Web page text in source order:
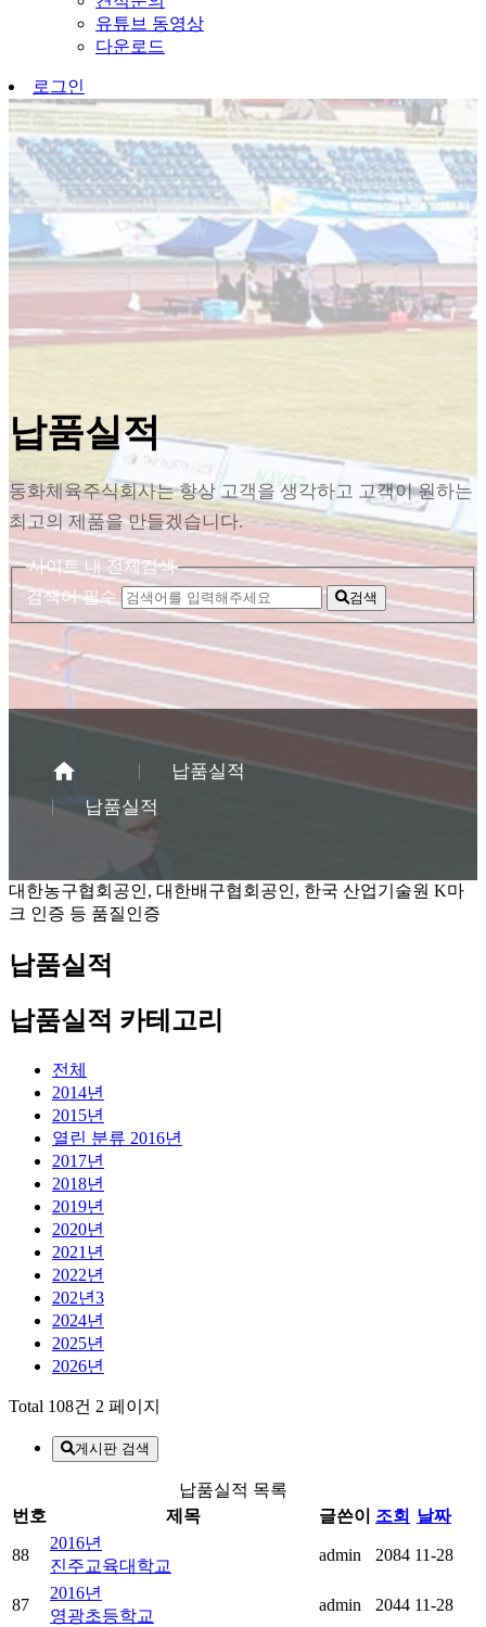
유튜브 동영상
다운로드
로그인
납품실적
동화체육주식회사는 항상 고객을 생각하고 고객이 원하는
최고의 제품을 만들겠습니다.
사이트 내 전체검색
검색어 필수
검색
납품실적
납품실적
대한농구협회공인, 대한배구협회공인, 한국 산업기술원 K마
크 인증 등 품질인증
납품실적
납품실적 카테고리
전체
2014년
2015년
열린 분류 2016년
2017년
2018년
2019년
2020년
2021년
2022년
202년3
2024년
2025년
2026년
Total 108건 2 페이지
게시판 검색
납품실적 목록
번호
제목 글쓴이 조회 날짜
88
2016년
진주교육대학교
admin 2084 11-28
87
2016년
영광초등학교
admin 2044 11-28